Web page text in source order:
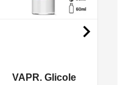
VAPR. Glicole
